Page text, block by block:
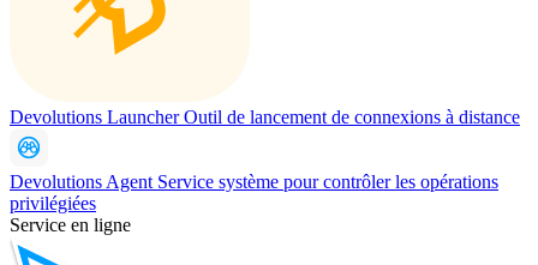
Devolutions LauncherOutil de lancement de connexions à distance
Devolutions Agent Service système pour contrôler les opérations
privilégiées
Service en ligne